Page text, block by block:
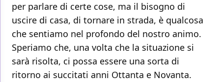
per parlare di certe cose, ma il bisogno di
uscire di casa, di tornare in strada, è qualcosa
che sentiamo nel profondo del nostro animo.
Speriamo che, una volta che la situazione si
sarà risolta, ci possa essere una sorta di
ritorno ai succitati anni Ottanta e Novanta.